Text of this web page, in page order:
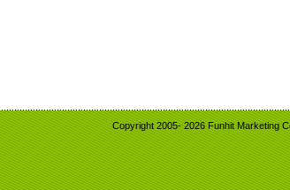
Copyright 2005-2026 Funhit Marketing